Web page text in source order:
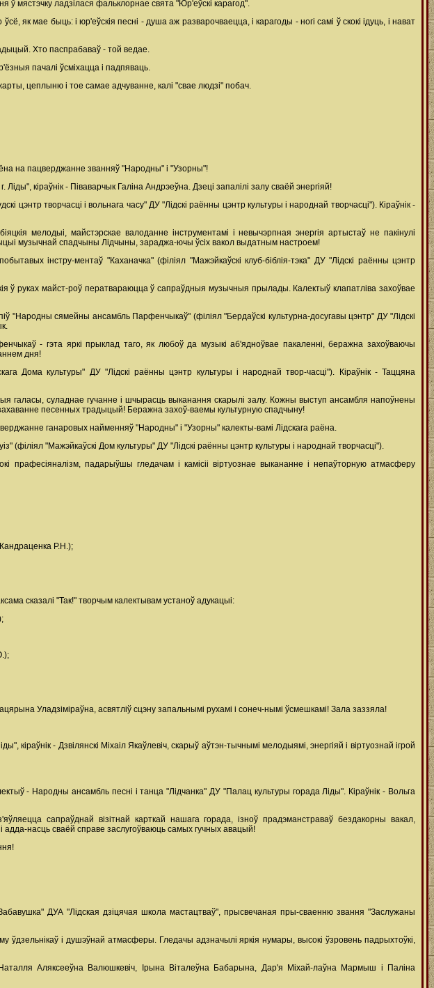
мястэчку ладзілася фальклорнае свята "Юр'еўскі карагод".
мае быць: і юр'еўскія песні - душа аж разварочваецца, і карагоды - ногі самі ў скокі ідуць, і нават
Хто паспрабаваў - той ведае.
пачалі ўсміхацца і падпяваць.
цеплыню і тое самае адчуванне, калі "свае людзі" побач.
на пацверджанне званняў "Народны" і "Узорны"!
кіраўнік - Піваварчык Галіна Андрэеўна. Дзеці запалілі залу сваёй энергіяй!
цэнтр творчасці і вольнага часу" ДУ "Лідскі раённы цэнтр культуры і народнай творчасці"). Кіраўнік -
мелодыі, майстэрскае валоданне інструментамі і невычэрпная энергія артыстаў не пакінулі
музычнай спадчыны Лідчыны, зараджа-ючы ўсіх вакол выдатным настроем!
інстру-ментаў "Каханачка" (філіял "Мажэйкаўскі клуб-біблія-тэка" ДУ "Лідскі раённы цэнтр
ў руках майст-роў ператвараюцца ў сапраўдныя музычныя прылады. Калектыў клапатліва захоўвае
сямейны ансамбль Парфенчыкаў" (філіял "Бердаўскі культурна-досугавы цэнтр" ДУ "Лідскі
- гэта яркі прыклад таго, як любоў да музыкі аб'ядноўвае пакаленні, беражна захоўваючы
дня!
Дома культуры" ДУ "Лідскі раённы цэнтр культуры і народнай твор-часці"). Кіраўнік - Таццяна
галасы, суладнае гучанне і шчырасць выканання скарылі залу. Кожны выступ ансамбля напоўнены
песенных традыцый! Беражна захоў-ваемы культурную спадчыну!
ганаровых найменняў "Народны" і "Узорны" калекты-вамі Лідскага раёна.
"Мажэйкаўскі Дом культуры" ДУ "Лідскі раённы цэнтр культуры і народнай творчасці").
прафесіяналізм, падарыўшы гледачам і камісіі віртуознае выкананне і непаўторную атмасферу
Р.Н.);
сказалі "Так!" творчым калектывам устаноў адукацыі:
Уладзіміраўна, асвятліў сцэну запальнымі рухамі і сонеч-нымі ўсмешкамі! Зала заззяла!
- Дзвілянскі Міхаіл Якаўлевіч, скарыў аўтэн-тычнымі мелодыямі, энергіяй і віртуознай ігрой
- Народны ансамбль песні і танца "Лідчанка" ДУ "Палац культуры горада Ліды". Кіраўнік - Вольга
сапраўднай візітнай карткай нашага горада, ізноў прадэманстраваў бездакорны вакал,
насць сваёй справе заслугоўваюць самых гучных авацый!
ДУА "Лідская дзіцячая школа мастацтваў", прысвечаная пры-сваенню звання "Заслужаны
і душэўнай атмасферы. Гледачы адзначылі яркія нумары, высокі ўзровень падрыхтоўкі,
Аляксееўна Валюшкевіч, Ірына Віталеўна Бабарына, Дар'я Міхай-лаўна Мармыш і Паліна